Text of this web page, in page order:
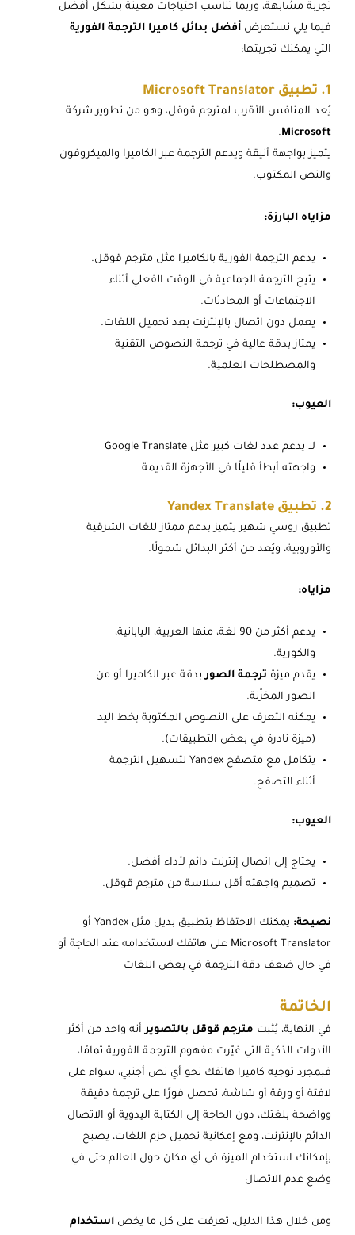
تجربة مشابهة، وربما تناسب احتياجات معينة بشكل أفضل
فيما يلي نستعرض أفضل بدائل كاميرا الترجمة الفورية
التي يمكنك تجربتها:
1. تطبيق Microsoft Translator
يُعد المنافس الأقرب لمترجم قوقل، وهو من تطوير شركة
Microsoft
.
يتميز بواجهة أنيقة ويدعم الترجمة عبر الكاميرا والميكروفون
والنص المكتوب.
مزاياه البارزة:
يدعم الترجمة الفورية بالكاميرا مثل مترجم قوقل.
يتيح الترجمة الجماعية في الوقت الفعلي أثناء
الاجتماعات أو المحادثات.
يعمل دون اتصال بالإنترنت بعد تحميل اللغات.
يمتاز بدقة عالية في ترجمة النصوص التقنية
والمصطلحات العلمية.
العيوب:
لا يدعم عدد لغات كبير مثل Google Translate
واجهته أبطأ قليلًا في الأجهزة القديمة
2. تطبيق Yandex Translate
تطبيق روسي شهير يتميز بدعم ممتاز للغات الشرقية
والأوروبية، ويُعد من أكثر البدائل شمولًا.
مزاياه:
يدعم أكثر من 90 لغة، منها العربية، اليابانية،
والكورية.
يقدم ميزة ترجمة الصور بدقة عبر الكاميرا أو من
الصور المخزّنة.
يمكنه التعرف على النصوص المكتوبة بخط اليد
(ميزة نادرة في بعض التطبيقات).
يتكامل مع متصفح Yandex لتسهيل الترجمة
أثناء التصفح.
العيوب:
يحتاج إلى اتصال إنترنت دائم لأداء أفضل.
تصميم واجهته أقل سلاسة من مترجم قوقل.
نصيحة:
يمكنك الاحتفاظ بتطبيق بديل مثل Yandex أو
Microsoft Translator على هاتفك لاستخدامه عند الحاجة أو
في حال ضعف دقة الترجمة في بعض اللغات
الخاتمة
في النهاية، يُثبت مترجم قوقل بالتصويرأنه واحد من أكثر
الأدوات الذكية التي غيّرت مفهوم الترجمة الفورية تمامًا،
فبمجرد توجيه كاميرا هاتفك نحو أي نص أجنبي، سواء على
لافتة أو ورقة أو شاشة، تحصل فورًا على ترجمة دقيقة
وواضحة بلغتك، دون الحاجة إلى الكتابة اليدوية أو الاتصال
الدائم بالإنترنت، ومع إمكانية تحميل حزم اللغات، يصبح
بإمكانك استخدام الميزة في أي مكان حول العالم حتى في
وضع عدم الاتصال
ومن خلال هذا الدليل، تعرفت على كل ما يخص استخدام